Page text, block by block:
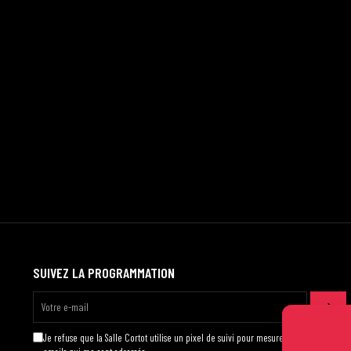
SUIVEZ LA PROGRAMMATION
Je refuse que la Salle Cortot utilise un pixel de suivi pour mesurer l'ouverture des